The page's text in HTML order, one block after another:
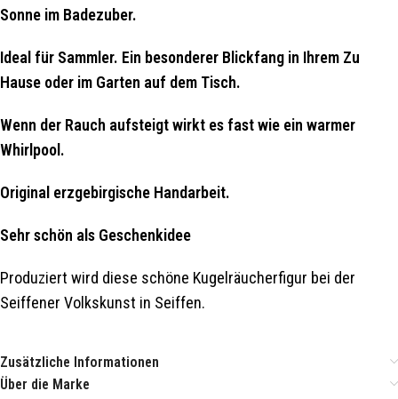
Sonne im Badezuber.
Ideal für Sammler. Ein besonderer Blickfang in Ihrem Zu
Hause oder im Garten auf dem Tisch.
Wenn der Rauch aufsteigt wirkt es fast wie ein warmer
Whirlpool.
Original erzgebirgische Handarbeit.
Sehr schön als Geschenkidee
Produziert wird diese schöne Kugelräucherfigur bei der
Seiffener Volkskunst in Seiffen.
Zusätzliche Informationen
Über die Marke